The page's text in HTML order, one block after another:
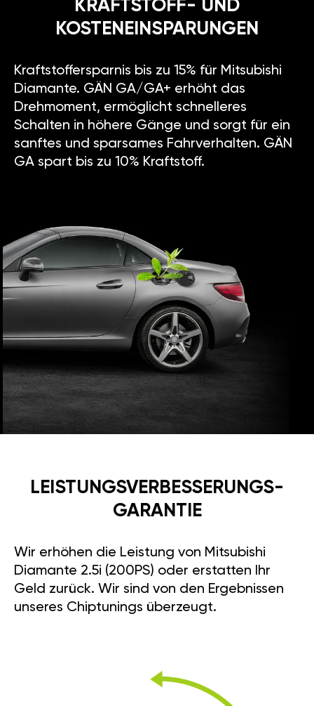
KRAFTSTOFF- UND
KOSTENEINSPARUNGEN
Kraftstoffersparnis bis zu 15% für Mitsubishi
Diamante. GÄN GA/GA+ erhöht das
Drehmoment, ermöglicht schnelleres
Schalten in höhere Gänge und sorgt für ein
sanftes und sparsames Fahrverhalten. GÄN
GA spart bis zu 10% Kraftstoff.
LEISTUNGSVERBESSE­RUNGS­
GARANTIE
Wir erhöhen die Leistung von Mitsubishi
Diamante 2.5i (200PS) oder erstatten Ihr
Geld zurück. Wir sind von den Ergebnissen
unseres Chiptunings überzeugt.